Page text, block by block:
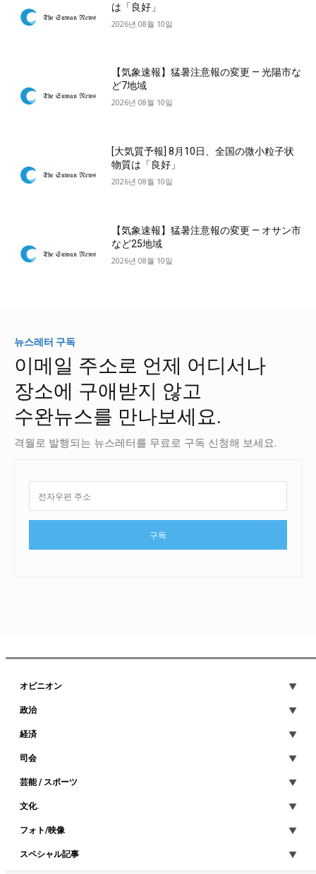
は「良好」
2026년 08월 10일
【気象速報】猛暑注意報の変更 — 光陽市な
ど7地域
2026년 08월 10일
[大気質予報] 8月10日、全国の微小粒子状
物質は「良好」
2026년 08월 10일
【気象速報】猛暑注意報の変更 — オサン市
など25地域
2026년 08월 10일
뉴스레터 구독
이메일 주소로 언제 어디서나
장소에 구애받지 않고
수완뉴스를 만나보세요.
격월로 발행되는 뉴스레터를 무료로 구독 신청해 보세요.
구독
オピニオン
政治
経済
司会
芸能 / スポーツ
文化.
フォト/映像
スペシャル記事